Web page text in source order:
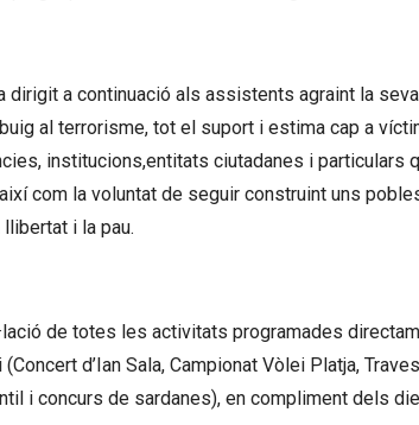
dirigit a continuació als assistents agraint la
al terrorisme, tot el suport i estima cap a
institucions,entitats ciutadanes i particulars
com la voluntat de seguir construint uns
i la pau.
de totes les activitats programades
d’Ian Sala, Campionat Vòlei Platja,
i concurs de sardanes), en compliment dels